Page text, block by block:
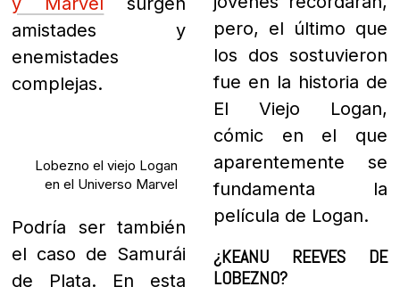
amistades y
enemistades
complejas.
Lobezno el viejo Logan
en el Universo Marvel
Podría ser también
el caso de Samurái
de Plata. En esta
pero, el último que
los dos sostuvieron
fue en la historia de
El Viejo Logan,
cómic en el que
aparentemente se
fundamenta la
película de Logan.
¿KEANU REEVES DE
LOBEZNO?